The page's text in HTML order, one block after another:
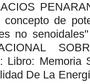
de
no
Libro: Memoria
De La